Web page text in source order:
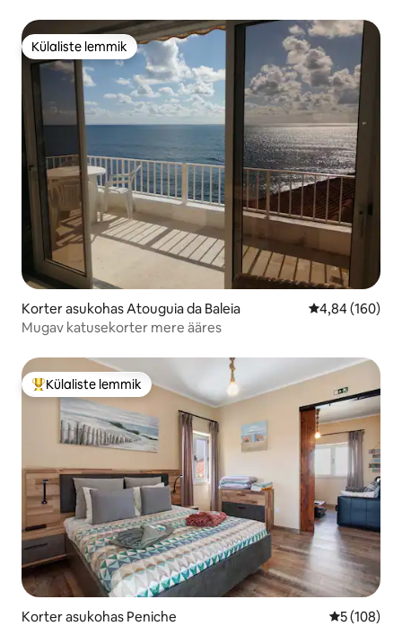
Külaliste lemmik
Külaliste lemmik
Korter asukohas Atouguia da Baleia Keskmine
4,84 (160)
Mugav katusekorter mere ääres
Külaliste suur lemmik
Külaliste lemmik
Korter asukohas Peniche Keskmine
5 (108)